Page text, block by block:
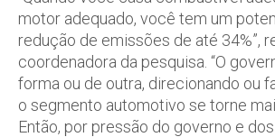
motor adequado, você tem um
redução de emissões de até 34%”,
coordenadora da pesquisa. “O
forma ou de outra, direcionando ou
o segmento automotivo se torne
Então, por pressão do governo e